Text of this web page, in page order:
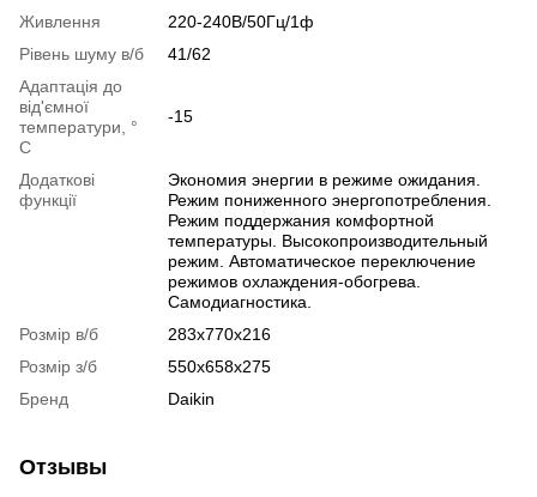
Живлення
220-240В/50Гц/1ф
Рівень шуму в/б
41/62
Адаптація до
від'ємної
температури, °
C
-15
Додаткові
функції
Экономия энергии в режиме ожидания.
Режим пониженного энергопотребления.
Режим поддержания комфортной
температуры. Высокопроизводительный
режим. Автоматическое переключение
режимов охлаждения-обогрева.
Самодиагностика.
Розмір в/б
283x770x216
Розмір з/б
550x658x275
Бренд
Daikin
Отзывы